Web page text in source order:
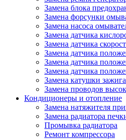
Замена блока
Замена форсунки
Замена насоса
Замена датчика
Замена датчика
Замена датчика
Замена датчика
Замена датчика
Замена катушки
Замена проводов
Кондиционеры и отопление
Замена натяжителя
Замена радиатора
Промывка радиатора
Ремонт компрессора